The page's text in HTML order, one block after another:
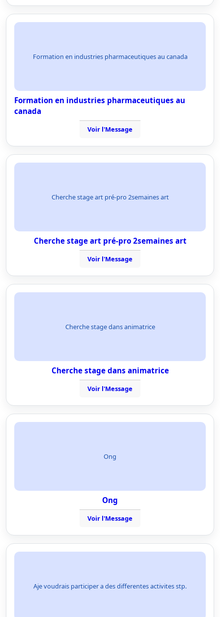
Formation en industries pharmaceutiques au canada
Formation en industries pharmaceutiques au
canada
Voir l'Message
Cherche stage art pré-pro 2semaines art
Cherche stage art pré-pro 2semaines art
Voir l'Message
Cherche stage dans animatrice
Cherche stage dans animatrice
Voir l'Message
Ong
Ong
Voir l'Message
Aje voudrais participer a des differentes activites stp.